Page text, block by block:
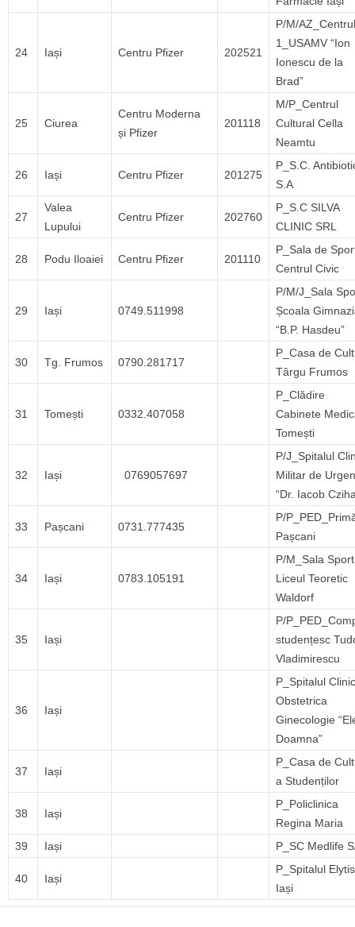
24 Iași Centru Pfizer 202521
P/M/AZ_Centrul
1_USAMV “Ion
Ionescu de la
Brad”
25 Ciurea
Centru Moderna
și Pfizer
201118
M/P_Centrul
Cultural Cella
Neamtu
26 Iași Centru Pfizer 201275
P_S.C.
S.A
27
Valea
Lupului
Centru Pfizer 202760
P_S.C SILVA
CLINIC SRL
28 Podu Iloaiei Centru Pfizer 201110
P_Sala de
Centrul Civic
29 Iași 0749.511998
P/M/J_Sala
Școala
“B.P. Hasdeu”
30 Tg. Frumos 0790.281717
P_Casa de
Târgu Frumos
31 Tomești 0332.407058
P_Clădire
Cabinete
Tomești
32 Iași 0769057697
P/J_Spitalul
Militar de
“Dr. Iacob
33 Pașcani 0731.777435
P/
Pașcani
34 Iași 0783.105191
P/M_Sala Sport
Liceul Teoretic
Waldorf
35 Iași
P/
studențesc
Vladimirescu
36 Iași
P_Spitalul
Obstetrica
Ginecologie
Doamna”
37 Iași
P_Casa de
a Studenților
38 Iași
P_Policlinica
Regina Maria
39
Iași P_SC Medlife
40 Iași
P_Spitalul Elytis
Iași